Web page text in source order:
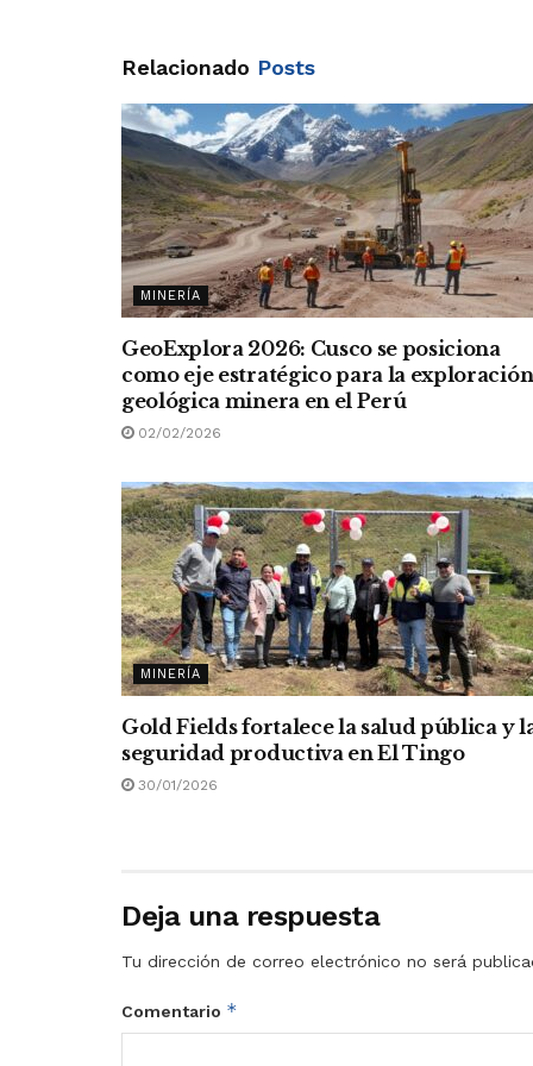
Relacionado Posts
MINERÍA
GeoExplora 2026: Cusco se posiciona
como eje estratégico para la exploración
geológica minera en el Perú
02/02/2026
MINERÍA
Gold Fields fortalece la salud pública y
seguridad productiva en El Tingo
30/01/2026
Deja una respuesta
Tu dirección de correo electrónico no será
Comentario *